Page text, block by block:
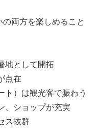
の両方を楽しめること
地として開拓
点在
ト）は観光客で賑わう
、ショップが充実
ス抜群